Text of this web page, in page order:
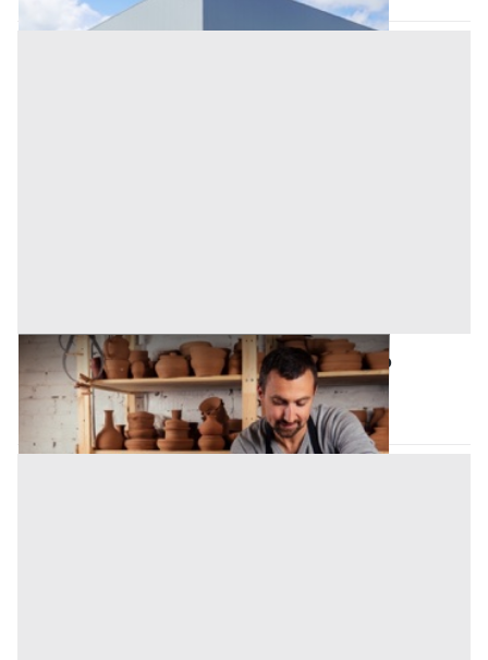
Laboratorio Artigiano all'asta a Bonarcado
Bonarcado (Oristano)
Asta chiusa